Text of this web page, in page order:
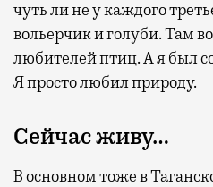
и Курском вокзалах.
могут держатели карт Mir
не только в столице. Всего
1000 бизнес-залов по
чуть ли не у каждого
вольерчик и голуби. Там
любителей птиц. А я был
Я просто любил природу.
Сейчас живу…
В основном тоже в